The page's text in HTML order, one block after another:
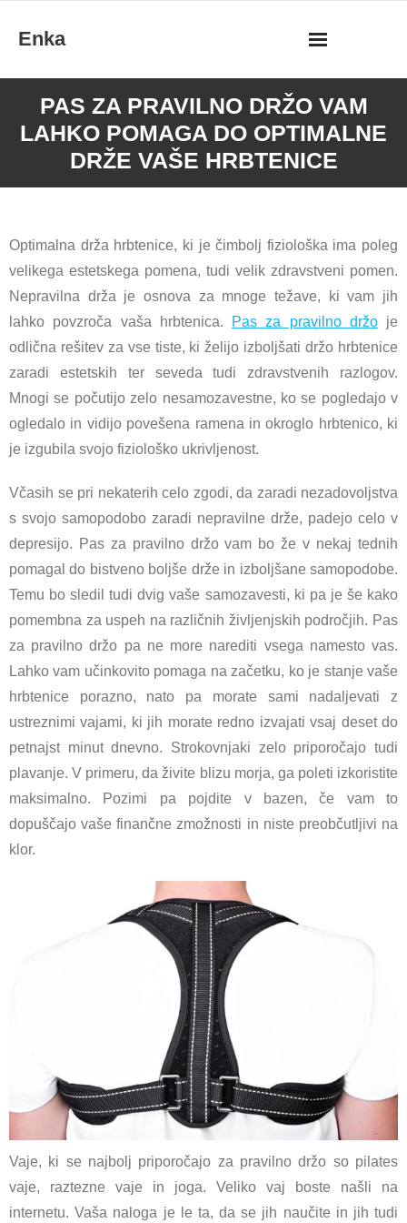
Enka
PAS ZA PRAVILNO DRŽO VAM
LAHKO POMAGA DO OPTIMALNE
DRŽE VAŠE HRBTENICE
Optimalna drža hrbtenice, ki je čimbolj fiziološka ima poleg
velikega estetskega pomena, tudi velik zdravstveni pomen.
Nepravilna drža je osnova za mnoge težave, ki vam jih
lahko povzroča vaša hrbtenica.
Pas za pravilno držoje
odlična rešitev za vse tiste, ki želijo izboljšati držo hrbtenice
zaradi estetskih ter seveda tudi zdravstvenih razlogov.
Mnogi se počutijo zelo nesamozavestne, ko se pogledajo v
ogledalo in vidijo povešena ramena in okroglo hrbtenico, ki
je izgubila svojo fiziološko ukrivljenost.
Včasih se pri nekaterih celo zgodi, da zaradi nezadovoljstva
s svojo samopodobo zaradi nepravilne drže, padejo celo v
depresijo. Pas za pravilno držo vam bo že v nekaj tednih
pomagal do bistveno boljše drže in izboljšane samopodobe.
Temu bo sledil tudi dvig vaše samozavesti, ki pa je še kako
pomembna za uspeh na različnih življenjskih področjih. Pas
za pravilno držo pa ne more narediti vsega namesto vas.
Lahko vam učinkovito pomaga na začetku, ko je stanje vaše
hrbtenice porazno, nato pa morate sami nadaljevati z
ustreznimi vajami, ki jih morate redno izvajati vsaj deset do
petnajst minut dnevno. Strokovnjaki zelo priporočajo tudi
plavanje. V primeru, da živite blizu morja, ga poleti izkoristite
maksimalno. Pozimi pa pojdite v bazen, če vam to
dopuščajo vaše finančne zmožnosti in niste preobčutljivi na
klor.
Vaje, ki se najbolj priporočajo za pravilno držo so pilates
vaje, raztezne vaje in joga. Veliko vaj boste našli na
internetu. Vaša naloga je le ta, da se jih naučite in jih tudi